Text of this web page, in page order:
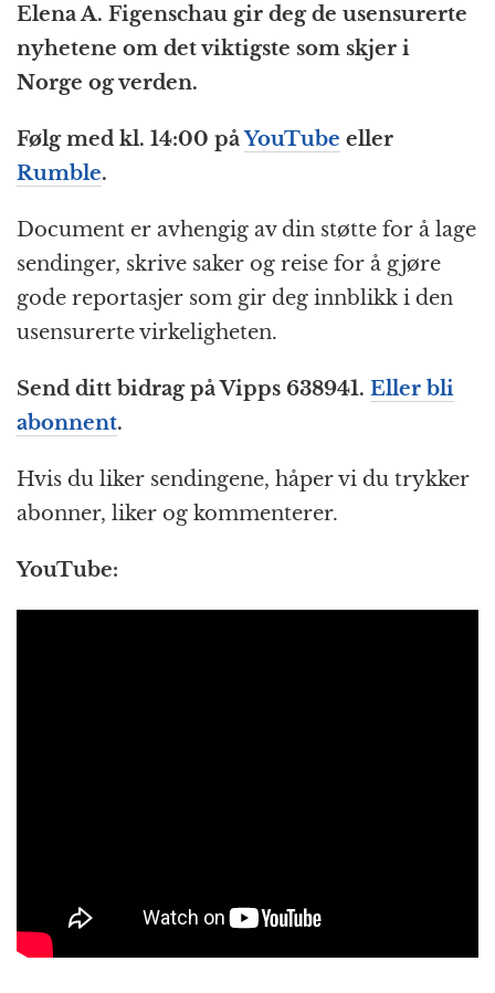
e
b
o
o
k
e
n
g
e
r
s
A
p
p
p
c
at
g
r
m
t
l
Elena A. Figenschau gir deg de usensurerte
nyhetene om det viktigste som skjer i
Norge og verden.
Følg med kl. 14:00 påYouTube eller
Rumble.
Document er avhengig av din støtte for å lage
sendinger, skrive saker og reise for å gjøre
gode reportasjer som gir deg innblikk i den
usensurerte virkeligheten.
Send ditt bidrag på Vipps 638941. Eller bli
abonnent.
Hvis du liker sendingene, håper vi du trykker
abonner, liker og kommenterer.
YouTube: